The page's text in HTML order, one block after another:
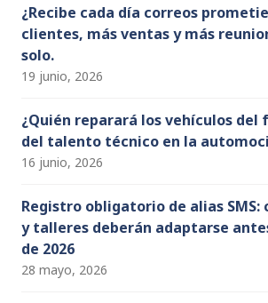
¿Recibe cada día correos
clientes, más ventas y más
solo.
19 junio, 2026
¿Quién reparará los vehículos del
del talento técnico en la
16 junio, 2026
Registro obligatorio de alias SMS:
y talleres deberán adaptarse
de 2026
28 mayo, 2026